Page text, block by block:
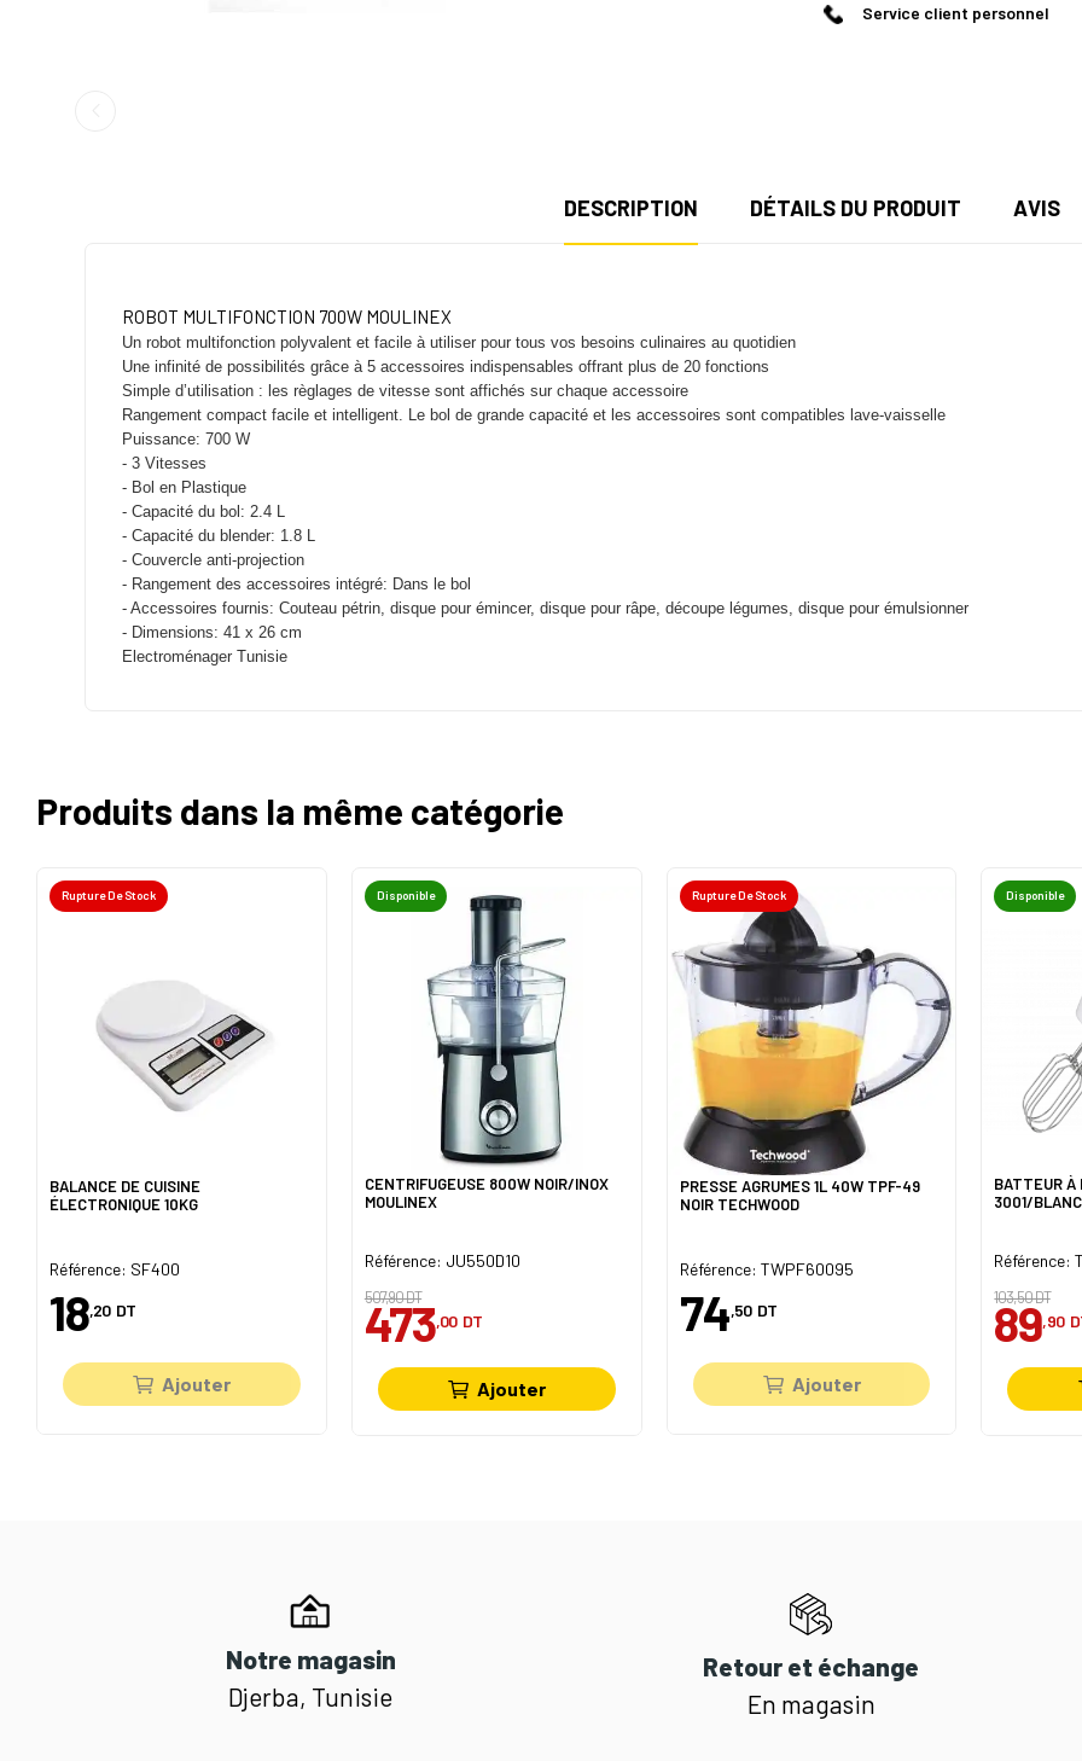
Service client personnel
DESCRIPTION DÉTAILS DU PRODUIT AVIS
ROBOT MULTIFONCTION 700W MOULINEX
Un robot multifonction polyvalent et facile à utiliser pour tous vos besoins culinaires au quotidien
Une infinité de possibilités grâce à 5 accessoires indispensables offrant plus de 20 fonctions
Simple d’utilisation : les règlages de vitesse sont affichés sur chaque accessoire
Rangement compact facile et intelligent. Le bol de grande capacité et les accessoires sont compatibles lave-vaisselle
Puissance: 700 W
- 3 Vitesses
- Bol en Plastique
- Capacité du bol: 2.4 L
- Capacité du blender: 1.8 L
- Couvercle anti-projection
- Rangement des accessoires intégré: Dans le bol
- Accessoires fournis: Couteau pétrin, disque pour émincer, disque pour râpe, découpe légumes, disque pour émulsionner
- Dimensions: 41 x 26 cm
Electroménager Tunisie
Produits dans la même catégorie
Rupture De Stock
BALANCE DE CUISINE
ÉLECTRONIQUE 10KG
Référence: SF400
18,20 DT
Ajouter
Disponible
CENTRIFUGEUSE 800W NOIR/INOX
MOULINEX
Référence: JU550D10
507,90 DT
473,00 DT
Ajouter
Rupture De Stock
PRESSE AGRUMES 1L 40W TPF-49
NOIR TECHWOOD
Référence: TWPF60095
74,50 DT
Ajouter
Disponible
BATTEUR À
3001/
Référence:
103,50 DT
89,90
Notre magasin
Djerba, Tunisie
Retour et échange
En magasin